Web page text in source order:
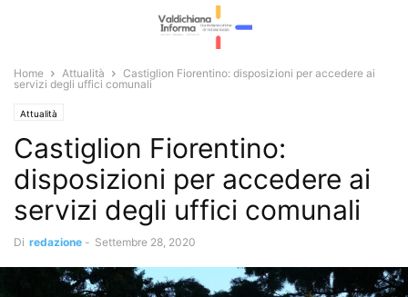
Home Attualità
Castiglion Fiorentino: disposizioni per accedere ai
servizi degli uffici comunali
Attualità
Castiglion Fiorentino:
disposizioni per accedere ai
servizi degli uffici comunali
Di redazione - Settembre 28, 2020